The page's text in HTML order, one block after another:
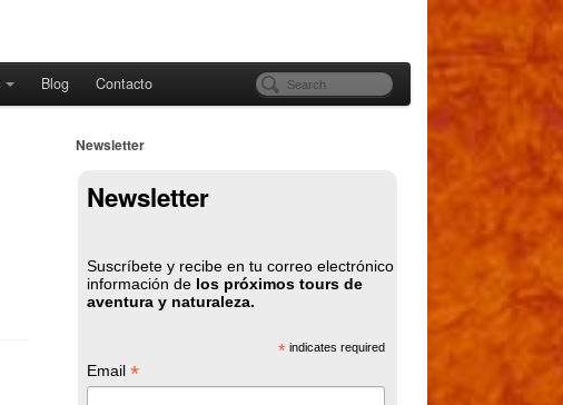
Blog Contacto
Newsletter
Newsletter
Suscríbete y recibe en tu correo electrónico
información de los próximos tours de
aventura y naturaleza.
*indicates required
Email*